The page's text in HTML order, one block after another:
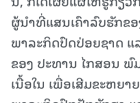
ຜູ້ນໍາທີ່ແສນເຄົາລົບຮັກຂ
ພາລະກິດປົດປ່ອຍຊາດ ແ
ຂອງ ປະທານ ໄກສອນ
ເນື້ອໃນ ເພື່ອເສີມຂະຫຍ